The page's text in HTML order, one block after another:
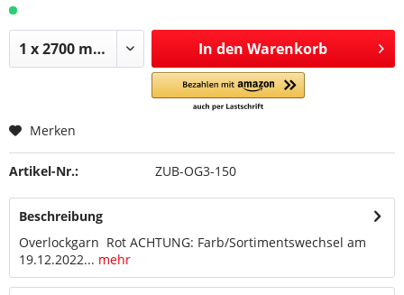
In den Warenkorb
Merken
Artikel-Nr.: ZUB-OG3-150
Beschreibung
Overlockgarn Rot ACHTUNG: Farb/Sortimentswechsel am
19.12.2022... mehr